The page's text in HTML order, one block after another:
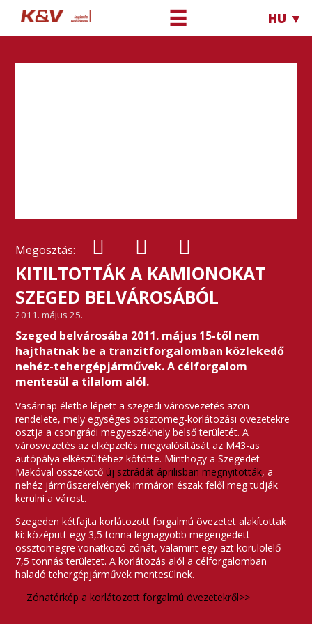
☰ HU ▼
Megosztás:
KITILTOTTÁK A KAMIONOKAT
SZEGED BELVÁROSÁBÓL
2011. május 25.
Szeged belvárosába 2011. május 15-től nem
hajthatnak be a tranzitforgalomban közlekedő
nehéz-tehergépjárművek. A célforgalom
mentesül a tilalom alól.
Vasárnap életbe lépett a szegedi városvezetés azon
rendelete, mely egységes össztömeg-korlátozási övezetekre
osztja a csongrádi megyeszékhely belső területét. A
városvezetés az elképzelés megvalósítását az M43-as
autópálya elkészültéhez kötötte. Minthogy a Szegedet
Makóval összekötőúj sztrádát áprilisban megnyitották, a
nehéz járműszerelvények immáron észak felől meg tudják
kerülni a várost.
Szegeden kétfajta korlátozott forgalmú övezetet alakítottak
ki: középütt egy 3,5 tonna legnagyobb megengedett
össztömegre vonatkozó zónát, valamint egy azt körülölelő
7,5 tonnás területet. A korlátozás alól a célforgalomban
haladó tehergépjárművek mentesülnek.
Zónatérkép a korlátozott forgalmú övezetekről>>